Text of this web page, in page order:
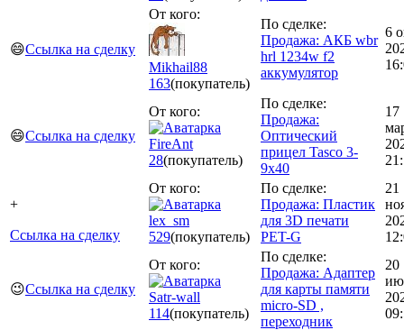
😄Ссылка на сделку
От кого:
Mikhail88
163(покупатель)
По сделке:
Продажа: АКБ wbr
hrl 1234w f2
аккумулятор
6
😄Ссылка на сделку
От кого:
FireAnt
28(покупатель)
По сделке:
Продажа:
Оптический
прицел Tasco 3-
9x40
17
+
Ссылка на сделку
От кого:
lex_sm
529(покупатель)
По сделке:
Продажа: Пластик
для 3D печати
PET-G
21
😉Ссылка на сделку
От кого:
Satr-wall
114(покупатель)
По сделке:
Продажа: Адаптер
для карты памяти
micro-SD ,
переходник
20